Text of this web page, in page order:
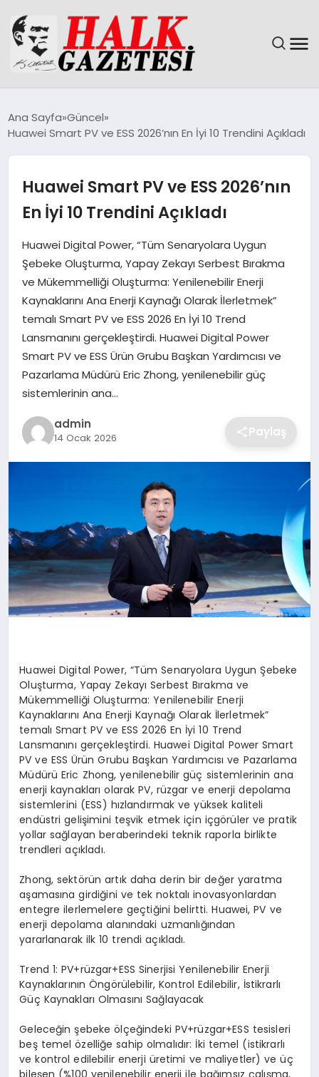
EĞITIM
EKONOMI
YAŞAM
Ana Sayfa Güncel
Huawei Smart PV ve ESS 2026’nın En İyi 10 Trendini Açıkladı
Huawei Smart PV ve ESS 2026’nın
En İyi 10 Trendini Açıkladı
Huawei Digital Power, “Tüm Senaryolara Uygun
Şebeke Oluşturma, Yapay Zekayı Serbest Bırakma
ve Mükemmelliği Oluşturma: Yenilenebilir Enerji
Kaynaklarını Ana Enerji Kaynağı Olarak İlerletmek”
temalı Smart PV ve ESS 2026 En İyi 10 Trend
Lansmanını gerçekleştirdi. Huawei Digital Power
Smart PV ve ESS Ürün Grubu Başkan Yardımcısı ve
Pazarlama Müdürü Eric Zhong, yenilenebilir güç
sistemlerinin ana…
admin
14 Ocak 2026 Paylaş
Huawei Digital Power, “Tüm Senaryolara Uygun Şebeke
Oluşturma, Yapay Zekayı Serbest Bırakma ve
Mükemmelliği Oluşturma: Yenilenebilir Enerji
Kaynaklarını Ana Enerji Kaynağı Olarak İlerletmek”
temalı Smart PV ve ESS 2026 En İyi 10 Trend
Lansmanını gerçekleştirdi. Huawei Digital Power Smart
PV ve ESS Ürün Grubu Başkan Yardımcısı ve Pazarlama
Müdürü Eric Zhong, yenilenebilir güç sistemlerinin ana
enerji kaynakları olarak PV, rüzgar ve enerji depolama
sistemlerini (ESS) hızlandırmak ve yüksek kaliteli
endüstri gelişimini teşvik etmek için içgörüler ve pratik
yollar sağlayan beraberindeki teknik raporla birlikte
trendleri açıkladı.
Zhong, sektörün artık daha derin bir değer yaratma
aşamasına girdiğini ve tek noktalı inovasyonlardan
entegre ilerlemelere geçtiğini belirtti. Huawei, PV ve
enerji depolama alanındaki uzmanlığından
yararlanarak ilk 10 trendi açıkladı.
Trend 1:PV+rüzgar+ESS Sinerjisi Yenilenebilir Enerji
Kaynaklarının Öngörülebilir, Kontrol Edilebilir, İstikrarlı
Güç Kaynakları Olmasını Sağlayacak
Geleceğin şebeke ölçeğindeki PV+rüzgar+ESS tesisleri
beş temel özelliğe sahip olmalıdır: İki temel (istikrarlı
ve kontrol edilebilir enerji üretimi ve maliyetler) ve üç
bileşen (%100 yenilenebilir enerji ile bağımsız çalışma,